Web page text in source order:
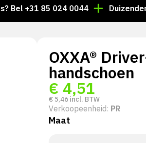
85 024 0044 Duizenden
OXXA®
handschoen
€ 4,51
€ 5,46 incl. BTW
Verkoopeenheid: PR
Maat